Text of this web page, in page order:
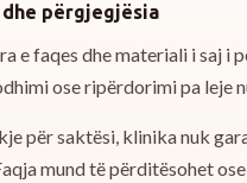
përgjegjësia
e faqes dhe materiali i saj i
ose ripërdorimi pa leje
për saktësi, klinika nuk
mund të përditësohet